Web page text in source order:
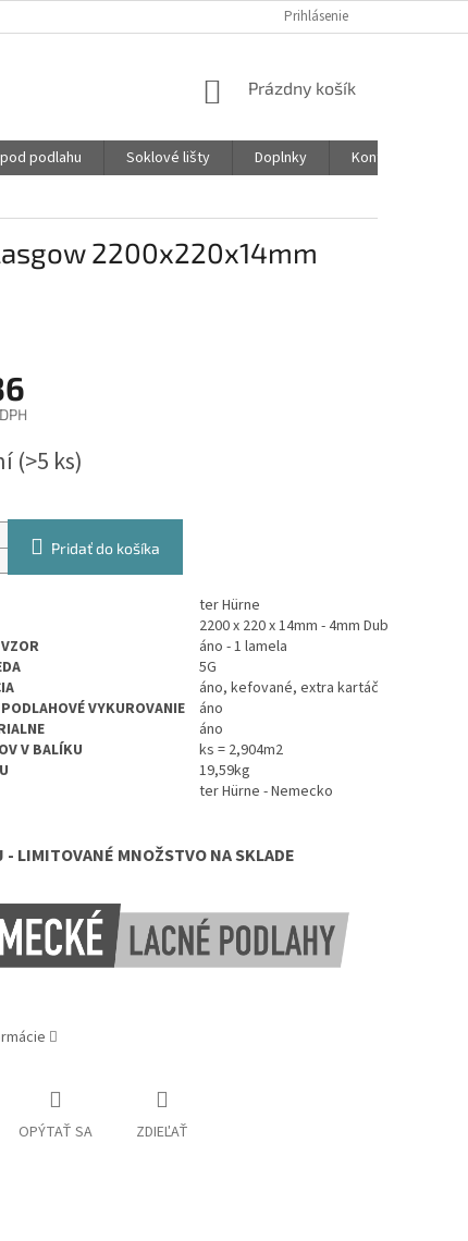
Prihlásenie
NÁKUPNÝ
Prázdny košík
podlahu Soklové lišty Doplnky
Kontakty
2200x220x14mm
(>5 ks)
Pridať do košíka
ter Hürne
2200 x 220 x 14mm - 4mm Dub
áno - 1 lamela
5G
áno, kefované, extra kartáč
VYKUROVANIE
áno
áno
V BALÍKU
ks = 2,904m2
19,59kg
ter Hürne - Nemecko
- LIMITOVANÉ MNOŽSTVO NA SKLADE
OPÝTAŤ SA ZDIEĽAŤ